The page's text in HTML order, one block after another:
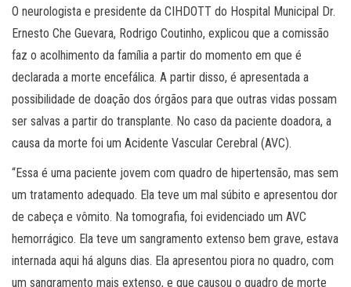
O neurologista e presidente da CIHDOTT do Hospital Municipal Dr.
Ernesto Che Guevara, Rodrigo Coutinho, explicou que a comissão
faz o acolhimento da família a partir do momento em que é
declarada a morte encefálica. A partir disso, é apresentada a
possibilidade de doação dos órgãos para que outras vidas possam
ser salvas a partir do transplante. No caso da paciente doadora, a
causa da morte foi um Acidente Vascular Cerebral (AVC).
“Essa é uma paciente jovem com quadro de hipertensão, mas sem
um tratamento adequado. Ela teve um mal súbito e apresentou dor
de cabeça e vômito. Na tomografia, foi evidenciado um AVC
hemorrágico. Ela teve um sangramento extenso bem grave, estava
internada aqui há alguns dias. Ela apresentou piora no quadro, com
um sangramento mais extenso, e que causou o quadro de morte